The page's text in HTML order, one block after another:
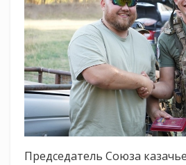
Председатель Союза